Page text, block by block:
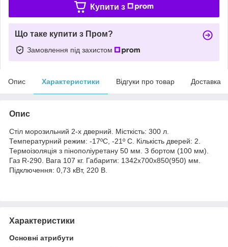
Купити з
Що таке купити з Пром?
Замовлення під захистом
Опис Характеристики Відгуки про товар Доставка
Опис
Стіл морозильний 2-х дверний. Місткість: 300 л.
Температурний режим: -17ºC, -21º C. Кількість дверей: 2.
Термоізоляція з пінополіуретану 50 мм. З бортом (100 мм).
Газ R-290. Вага 107 кг. Габарити: 1342x700x850(950) мм.
Підключення: 0,73 кВт, 220 В.
Характеристики
Основні атрибути